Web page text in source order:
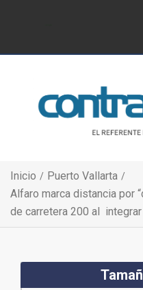
Inicio
Puerto Vallarta
Alfaro marca distancia por
de carretera 200 al